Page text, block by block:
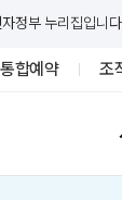
정부 누리집입니
통합예약 조